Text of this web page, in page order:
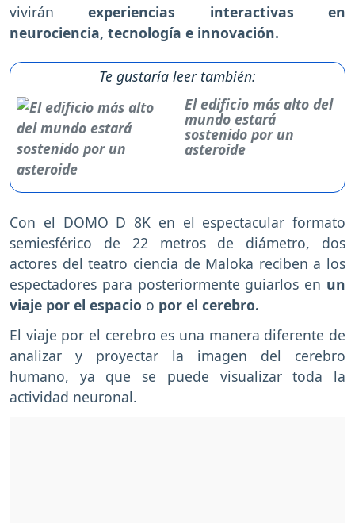
viviránexperiencias interactivas en
neurociencia, tecnología e innovación.
Te gustaría leer también:
El edificio más alto del
mundo estará
sostenido por un
asteroide
Con el DOMO D 8K en el espectacular formato
semiesférico de 22 metros de diámetro, dos
actores del teatro ciencia de Maloka reciben a los
espectadores para posteriormente guiarlos en un
viaje por el espacio o por el cerebro.
El viaje por el cerebro es una manera diferente de
analizar y proyectar la imagen del cerebro
humano, ya que se puede visualizar toda la
actividad neuronal.